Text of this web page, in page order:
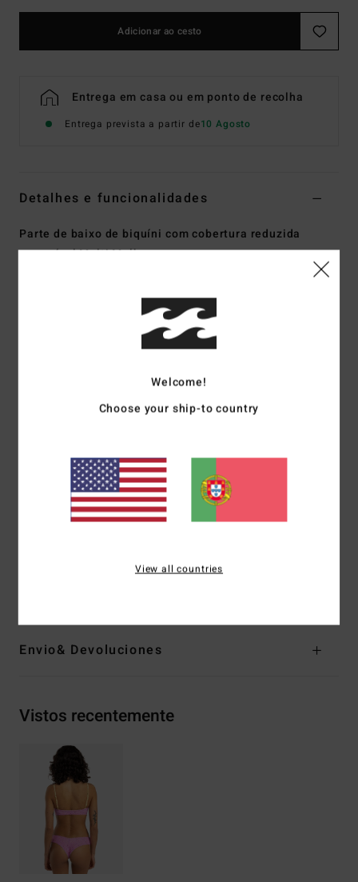
Adicionar ao cesto
Entrega em casa ou em ponto de recolha
Entrega prevista a partir de10 Agosto
Detalhes e funcionalidades
Parte de baixo de biquíni com cobertura reduzida
reversível Multi Mulher
Coleção Folk Story
Cintura baixa
Cobertura:Cheeky
Perna:Corte cavado alto
Marca:Logótipo bordado
[Tecido principal] 78% nylon reciclado, 22%
Envio& Devoluciones
Vistos recentemente
Welcome!
Choose your ship-to country
View all countries